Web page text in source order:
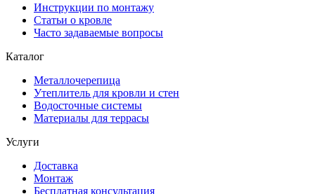
Инструкции по монтажу
Статьи о кровле
Часто задаваемые вопросы
Каталог
Металлочерепица
Утеплитель для кровли и стен
Водосточные системы
Материалы для террасы
Услуги
Доставка
Монтаж
Бесплатная консультация